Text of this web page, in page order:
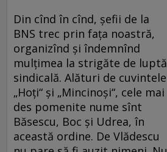
Din cînd în cînd, şefii de la
BNS trec prin faţa noastră,
organizînd şi îndemnînd
mulţimea la strigăte de luptă
sindicală. Alături de cuvintele
„Hoţi“ şi „Mincinoşi“, cele mai
des pomenite nume sînt
Băsescu, Boc şi Udrea, în
această ordine. De Vlădescu